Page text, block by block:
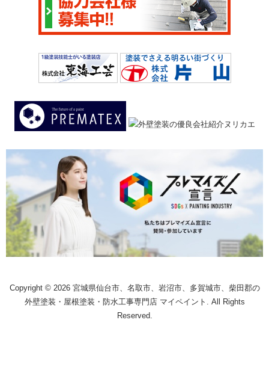
Copyright © 2026 宮城県仙台市、名取市、岩沼市、多賀城市、柴田郡の
外壁塗装・屋根塗装・防水工事専門店 マイペイント. All Rights
Reserved.